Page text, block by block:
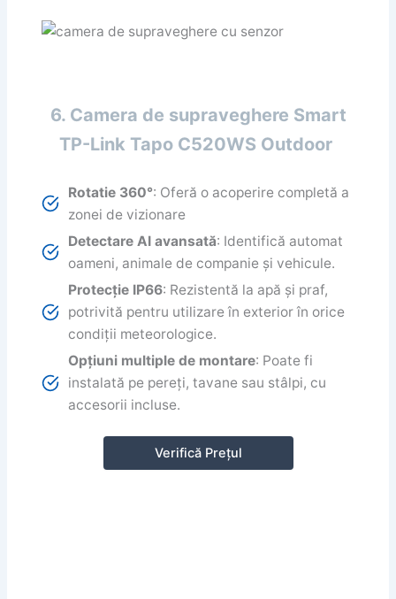
6. Camera de supraveghere Smart
TP-Link Tapo C520WS Outdoor
Rotatie 360°: Oferă o acoperire completă a
zonei de vizionare
Detectare AI avansată: Identifică automat
oameni, animale de companie și vehicule.
Protecție IP66: Rezistentă la apă și praf,
potrivită pentru utilizare în exterior în orice
condiții meteorologice.
Opțiuni multiple de montare: Poate fi
instalată pe pereți, tavane sau stâlpi, cu
accesorii incluse.
Verifică Prețul